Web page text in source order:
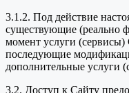
3.1.2. Под действие
существующие (реально
момент услуги
последующие
дополнительные услуги
3.2. Доступ к Сайту